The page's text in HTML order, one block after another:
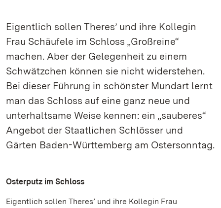
Eigentlich sollen Theres’ und ihre Kollegin
Frau Schäufele im Schloss „Großreine“
machen. Aber der Gelegenheit zu einem
Schwätzchen können sie nicht widerstehen.
Bei dieser Führung in schönster Mundart lernt
man das Schloss auf eine ganz neue und
unterhaltsame Weise kennen: ein „sauberes“
Angebot der Staatlichen Schlösser und
Gärten Baden-Württemberg am Ostersonntag.
Osterputz im Schloss
Eigentlich sollen Theres’ und ihre Kollegin Frau